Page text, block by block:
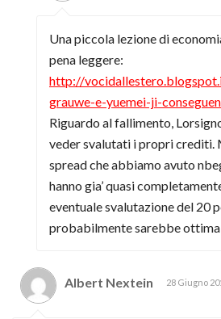
Una piccola lezione di
pena leggere:
http://
grauwe-e-yuemei-ji-
Riguardo al fallimento,
veder svalutati i propri crediti.
spread che abbiamo avuto
hanno gia’ quasi
eventuale svalutazione del 20
probabilmente sarebbe
Albert Nextein 28 Giugno